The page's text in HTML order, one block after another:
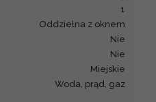
1
Oddzielna z oknem
Nie
Nie
Miejskie
Woda, prąd, gaz